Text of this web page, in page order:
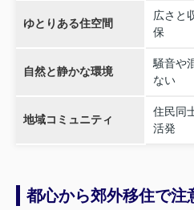
ゆとりある住空間
広さと
保
自然と静かな環境
騒音や
ない
地域コミュニティ
住民同
活発
都心から郊外移住で注